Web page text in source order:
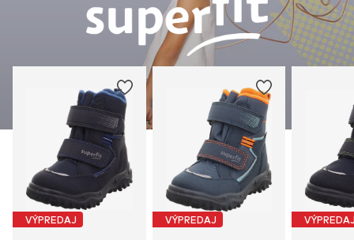
VÝPREDAJ VÝPREDAJ